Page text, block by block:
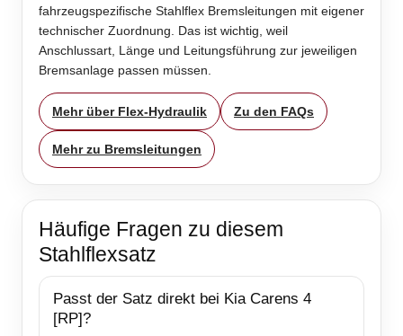
fahrzeugspezifische Stahlflex Bremsleitungen mit eigener
technischer Zuordnung. Das ist wichtig, weil
Anschlussart, Länge und Leitungsführung zur jeweiligen
Bremsanlage passen müssen.
Mehr über Flex-Hydraulik Zu den FAQs
Mehr zu Bremsleitungen
Häufige Fragen zu diesem
Stahlflexsatz
Passt der Satz direkt bei Kia Carens 4
[RP]?